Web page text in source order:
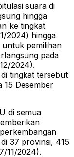
suara di
hingga
ke tingkat
2024) hingga
pemilihan
pada
2024).
tingkat tersebut
15 Desember
di semua
37 provinsi, 415
11/2024).